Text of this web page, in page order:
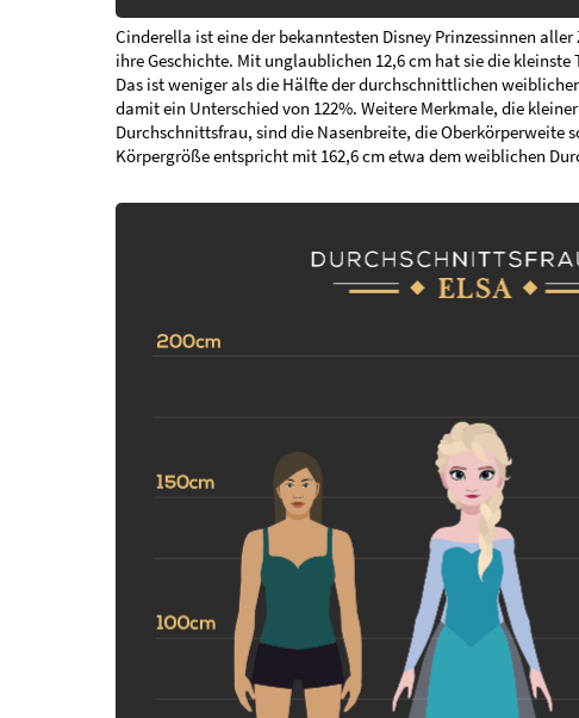
Cinderella ist eine der bekanntesten Disney Prinzessinnen
ihre Geschichte. Mit unglaublichen 12,6 cm hat sie die
Das ist weniger als die Hälfte der durchschnittlichen
damit ein Unterschied von 122%. Weitere Merkmale, die
Durchschnittsfrau, sind die Nasenbreite, die Oberkörperweite
Körpergröße entspricht mit 162,6 cm etwa dem weiblichen